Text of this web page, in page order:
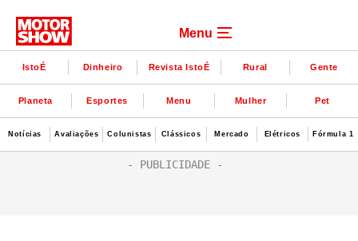
Menu
IstoÉ Dinheiro Revista IstoÉ Rural Gente
Planeta Esportes Menu Mulher Pet
Notícias Avaliações Colunistas Clássicos Mercado Elétricos Fórmula 1